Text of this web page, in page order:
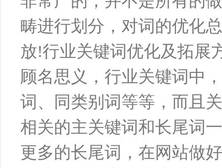
畴进行划分，对词的优化
放!行业关键词优化及拓展
顾名思义，行业关键词中
词、同类别词等等，而且
相关的主关键词和长尾词
更多的长尾词，在网站做